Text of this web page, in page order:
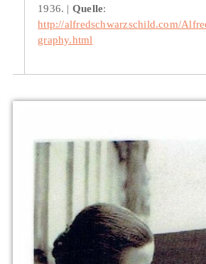
1936.
Quelle:
http://alfredschwarzschild.com/
graphy.html